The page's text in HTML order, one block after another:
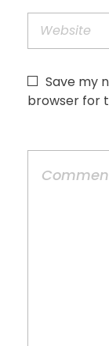
Save my
browser for